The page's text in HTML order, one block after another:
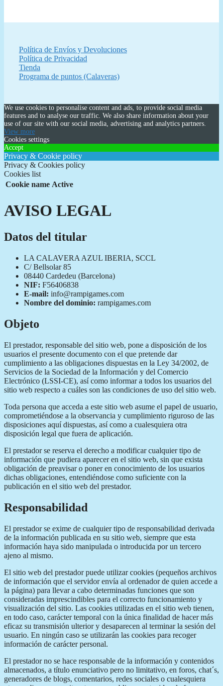
Política de Envíos y Devoluciones
Política de Privacidad
Tienda
Programa de puntos (Calaveras)
We use cookies to personalise content and ads, to provide social media
features and to analyse our traffic. We also share information about your
use of our site with our social media, advertising and analytics partners.
View more
Cookies settings
Accept
Privacy & Cookie policy
Privacy & Cookies policy
Cookies list
Cookie name Active
AVISO LEGAL
Datos del titular
LA CALAVERA AZUL IBERIA, SCCL
C/ Bellsolar 85
08440 Cardedeu (Barcelona)
NIF: F56406838
E-mail: info@rampigames.com
Nombre del dominio: rampigames.com
Objeto
El prestador, responsable del sitio web, pone a disposición de los
usuarios el presente documento con el que pretende dar
cumplimiento a las obligaciones dispuestas en la Ley 34/2002, de
Servicios de la Sociedad de la Información y del Comercio
Electrónico (LSSI-CE), así como informar a todos los usuarios del
sitio web respecto a cuáles son las condiciones de uso del sitio web.
Toda persona que acceda a este sitio web asume el papel de usuario,
comprometiéndose a la observancia y cumplimiento riguroso de las
disposiciones aquí dispuestas, así como a cualesquiera otra
disposición legal que fuera de aplicación.
El prestador se reserva el derecho a modificar cualquier tipo de
información que pudiera aparecer en el sitio web, sin que exista
obligación de preavisar o poner en conocimiento de los usuarios
dichas obligaciones, entendiéndose como suficiente con la
publicación en el sitio web del prestador.
Responsabilidad
El prestador se exime de cualquier tipo de responsabilidad derivada
de la información publicada en su sitio web, siempre que esta
información haya sido manipulada o introducida por un tercero
ajeno al mismo.
El sitio web del prestador puede utilizar cookies (pequeños archivos
de información que el servidor envía al ordenador de quien accede a
la página) para llevar a cabo determinadas funciones que son
consideradas imprescindibles para el correcto funcionamiento y
visualización del sitio. Las cookies utilizadas en el sitio web tienen,
en todo caso, carácter temporal con la única finalidad de hacer más
eficaz su transmisión ulterior y desaparecen al terminar la sesión del
usuario. En ningún caso se utilizarán las cookies para recoger
información de carácter personal.
El prestador no se hace responsable de la información y contenidos
almacenados, a título enunciativo pero no limitativo, en foros, chat´s,
generadores de blogs, comentarios, redes sociales o cualesquiera